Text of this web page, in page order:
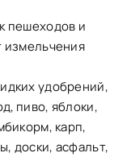
пешеходов и
измельчения
удобрений,
пиво, яблоки,
карп,
доски, асфальт,